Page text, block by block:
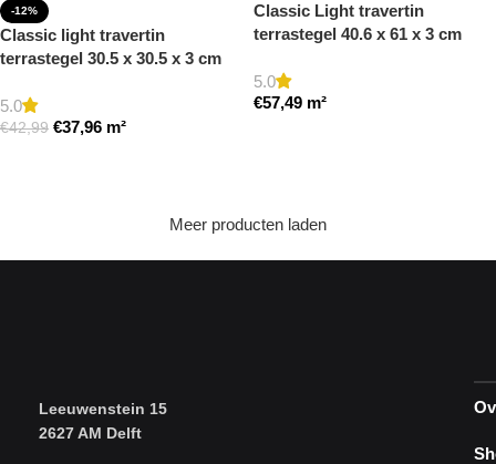
-12%
Classic light travertin
terrastegel 30.5 x 30.5 x 3 cm
5.0
€42,99 €37,96 m²
Classic Light travertin
terrastegel 40.6 x 61 x 3 cm
5.0
€57,49 m²
Meer producten laden
Leeuwenstein 15
2627 AM Delft